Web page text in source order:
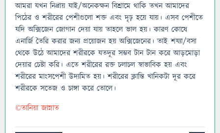
আমরা যখন নিদ্রায় যাই/অনেকক্ষন বিশ্রামে থাকি তখন আমাদের
পিঠের ও শরীরের পেশীগুলো শক্ত এবং দৃঢ় হয়ে যায়। এসব পেশীতে
যদি অক্সিজেন জোগান দেয়া যায় তাহলে ভাল হয়। কারণ কোষে
এনার্জি তৈরি করার জন্য প্রয়োজন হয় অক্সিজেনের। তাই শয্যা/বসা
থেকে উঠে আমাদের শরীরকে যতদূর সম্ভব টান টান করে আড়মোড়া
দেয়ার চেষ্টা করি। এতে শরীরের রক্ত চলাচল স্বাভাবিক হয় এবং
শরীরের মাংসপেশী উদ্যমিত হয়। শরীরের ক্লান্তি খানিকটা দূর করে
শরীরকে সতেজ ও চাঙ্গা করে তোলে।
©তানিয়া জান্নাত